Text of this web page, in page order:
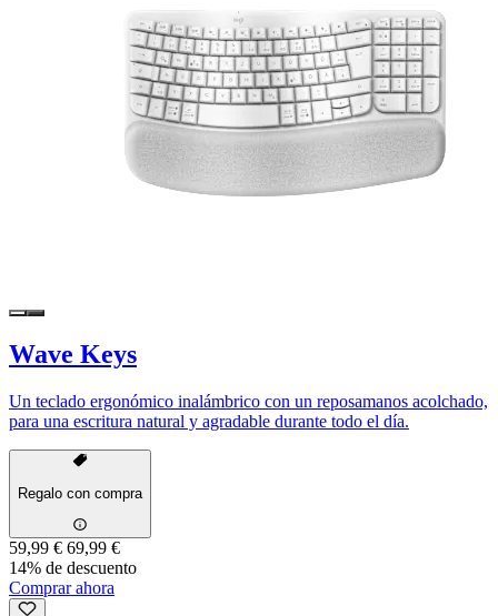
Wave Keys
Un teclado ergonómico inalámbrico con un reposamanos acolchado,
para una escritura natural y agradable durante todo el día.
Regalo con compra
59,99 € 69,99 €
14% de descuento
Comprar ahora